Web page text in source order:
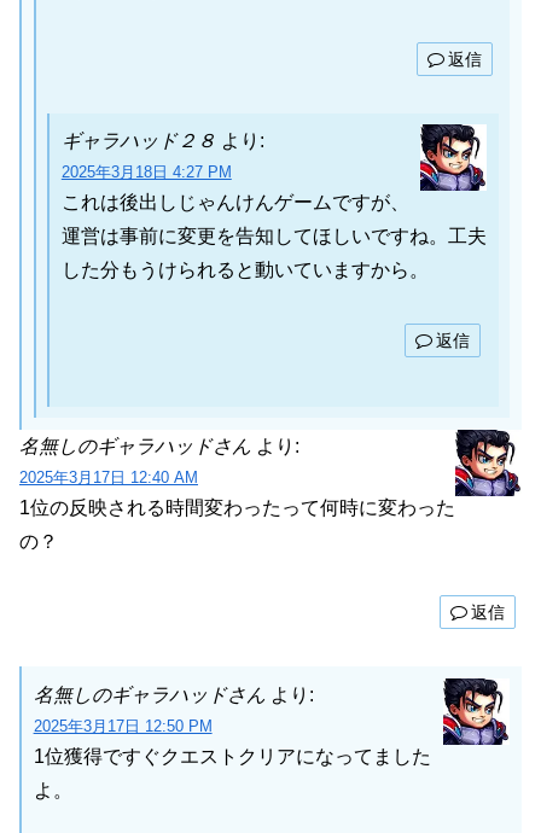
返信
ギャラハッド２８ より:
2025年3月18日 4:27 PM
これは後出しじゃんけんゲームですが、
運営は事前に変更を告知してほしいですね。工夫
した分もうけられると動いていますから。
返信
名無しのギャラハッドさん より:
2025年3月17日 12:40 AM
1位の反映される時間変わったって何時に変わった
の？
返信
名無しのギャラハッドさん より:
2025年3月17日 12:50 PM
1位獲得ですぐクエストクリアになってました
よ。